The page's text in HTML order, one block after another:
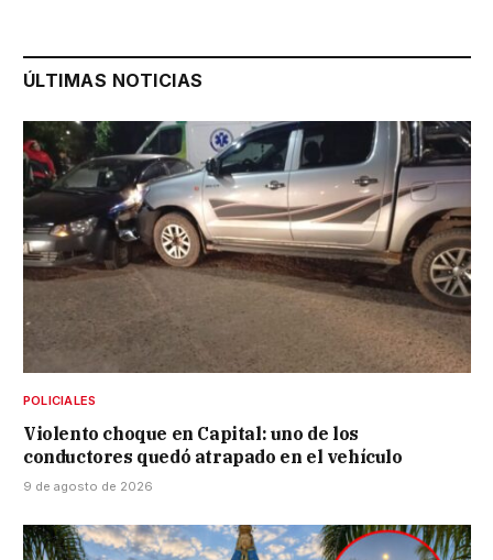
ÚLTIMAS NOTICIAS
POLICIALES
Violento choque en Capital: uno de los
conductores quedó atrapado en el vehículo
9 de agosto de 2026